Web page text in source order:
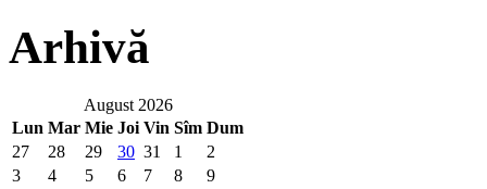
Arhivă
August 2026
Lun Mar Mie Joi Vin Sîm Dum
27
28 29 30 31 1
2
3
4 5 6 7 8
9